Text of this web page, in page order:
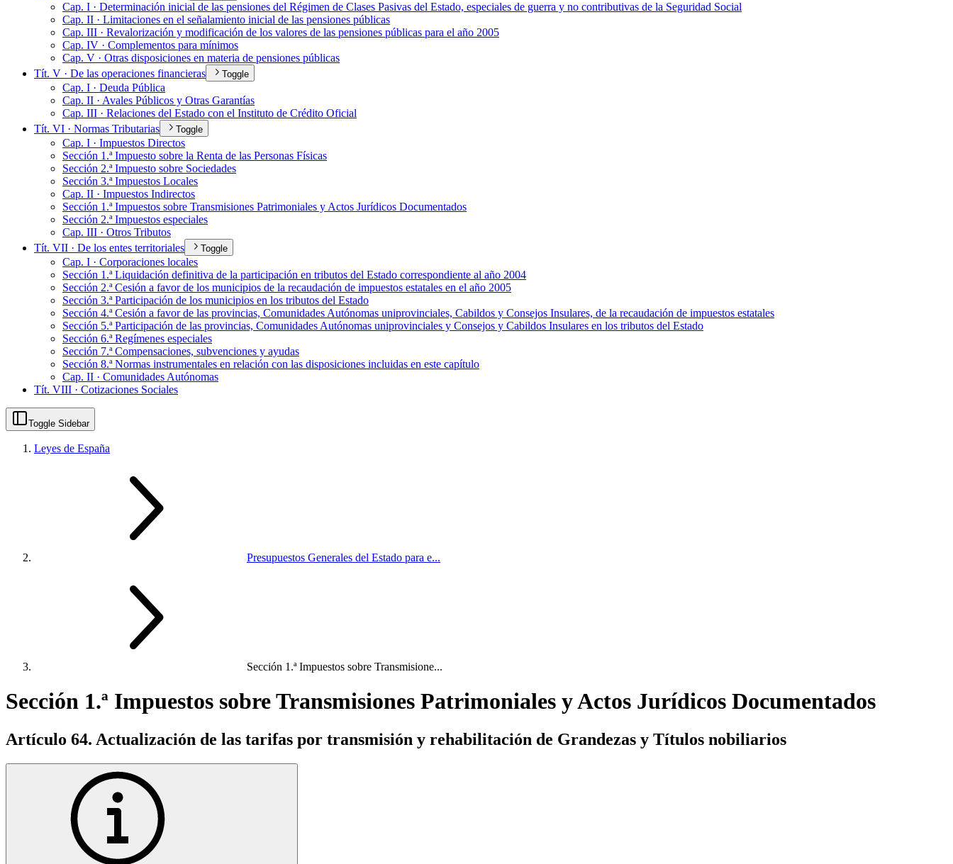
Cap. I · Determinación inicial de las pensiones del Régimen de Clases Pasivas del Estado, especiales de guerra y no contributivas de la Seguridad Social
Cap. II · Limitaciones en el señalamiento inicial de las pensiones públicas
Cap. III · Revalorización y modificación de los valores de las pensiones públicas para el año 2005
Cap. IV · Complementos para mínimos
Cap. V · Otras disposiciones en materia de pensiones públicas
Tít. V · De las operaciones financieras
Toggle
Cap. I · Deuda Pública
Cap. II · Avales Públicos y Otras Garantías
Cap. III · Relaciones del Estado con el Instituto de Crédito Oficial
Tít. VI · Normas Tributarias
Toggle
Cap. I · Impuestos Directos
Sección 1.ª Impuesto sobre la Renta de las Personas Físicas
Sección 2.ª Impuesto sobre Sociedades
Sección 3.ª Impuestos Locales
Cap. II · Impuestos Indirectos
Sección 1.ª Impuestos sobre Transmisiones Patrimoniales y Actos Jurídicos Documentados
Sección 2.ª Impuestos especiales
Cap. III · Otros Tributos
Tít. VII · De los entes territoriales
Toggle
Cap. I · Corporaciones locales
Sección 1.ª Liquidación definitiva de la participación en tributos del Estado correspondiente al año 2004
Sección 2.ª Cesión a favor de los municipios de la recaudación de impuestos estatales en el año 2005
Sección 3.ª Participación de los municipios en los tributos del Estado
Sección 4.ª Cesión a favor de las provincias, Comunidades Autónomas uniprovinciales, Cabildos y Consejos Insulares, de la recaudación de impuestos estatales
Sección 5.ª Participación de las provincias, Comunidades Autónomas uniprovinciales y Consejos y Cabildos Insulares en los tributos del Estado
Sección 6.ª Regímenes especiales
Sección 7.ª Compensaciones, subvenciones y ayudas
Sección 8.ª Normas instrumentales en relación con las disposiciones incluidas en este capítulo
Cap. II · Comunidades Autónomas
Tít. VIII · Cotizaciones Sociales
Toggle Sidebar
Leyes de España
Presupuestos Generales del Estado para e...
Sección 1.ª Impuestos sobre Transmisione...
Sección 1.ª Impuestos sobre Transmisiones Patrimoniales y Actos Jurídicos Documentados
Artículo 64. Actualización de las tarifas por transmisión y rehabilitación de Grandezas y Títulos nobiliarios